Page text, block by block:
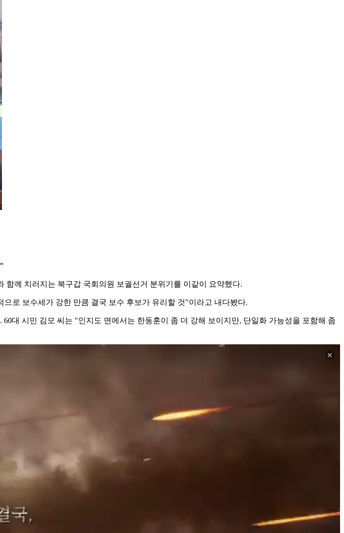
함께 치러지는 북구갑 국회의원 보궐선거 분위기를 이같이 요약했다.
로 보수세가 강한 만큼 결국 보수 후보가 유리할 것"이라고 내다봤다.
대 시민 김모 씨는 "인지도 면에서는 한동훈이 좀 더 강해 보이지만, 단일화 가능성을 포함해 좀